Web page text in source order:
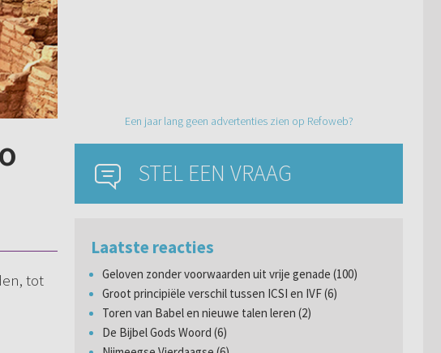
tot
Een jaar lang geen advertenties zien op Refoweb?
STEL EEN VRAAG
Laatste reacties
Geloven zonder voorwaarden uit vrije genade (100)
Groot principiële verschil tussen ICSI en IVF (6)
Toren van Babel en nieuwe talen leren (2)
De Bijbel Gods Woord (6)